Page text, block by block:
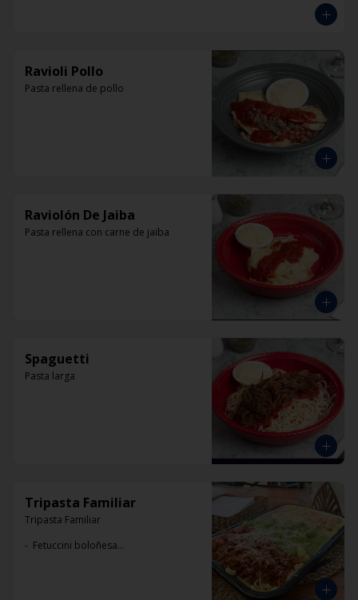
Ravioli Pollo
Pasta rellena de pollo
Raviolón De Jaiba
Pasta rellena con carne de jaiba
Spaguetti
Pasta larga
Tripasta Familiar
Tripasta Familiar
-  Fetuccini boloñesa